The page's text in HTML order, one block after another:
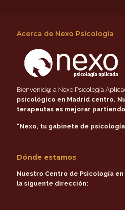
Acerca de Nexo Psicología
Bienvenid@ a Nexo Psicología
psicológico en Madrid centro.
terapeutas es mejorar
“Nexo, tu gabinete de psicología
Dónde estamos
Nuestro Centro de Psicología
la siguente dirección: